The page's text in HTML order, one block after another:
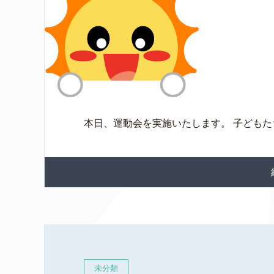
本日、運動会を実施いたします。 子ども
未分類